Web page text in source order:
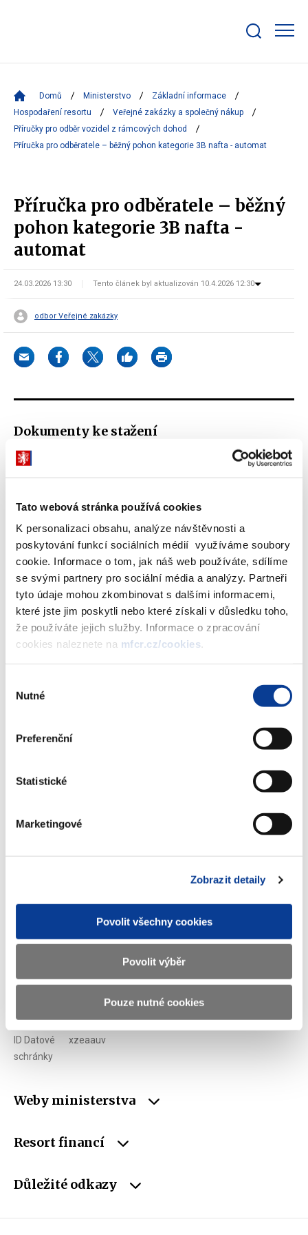
Tato webová stránka používá cookies
K personalizaci obsahu, analýze návštěvnosti a
poskytování funkcí sociálních médií využíváme soubory
cookie. Informace o tom, jak náš web používáte, sdílíme
se svými partnery pro sociální média a analýzy. Partneři
tyto údaje mohou zkombinovat s dalšími informacemi,
které jste jim poskytli nebo které získali v důsledku toho,
že používáte jejich služby. Informace o zpracování
cookies naleznete na mfcr.cz/cookies.
souhlasu
Nutné
Preferenční
Statistické
Marketingové
Zobrazit detaily
Povolit všechny cookies
Povolit výběr
Pouze nutné cookies
bar
Domů Ministerstvo
Základní informace
Hospodaření resortu
Veřejné zakázky a společný nákup
Příručky pro odběr vozidel z rámcových dohod
Příručka pro odběratele – běžný pohon kategorie 3B nafta - automat
Příručka pro odběratele – běžný
pohon kategorie 3B nafta -
automat
24.03.2026 13:30 Tento článek byl aktualizován 10.4.2026 12:30
odbor Veřejné zakázky
Dokumenty ke stažení
pohon kategorie 3B nafta - automat
Přílohy k příručce pro odběratele -
běžný pohon kategorie 3B nafta -
automat
(269 kB)
Adresa Letenská 15, 118 10 Praha
podatelna@mf.gov.cz
IČO 00006947
ID Datové
schránky
xzeaauv
Weby ministerstva
Resort financí
Důležité odkazy